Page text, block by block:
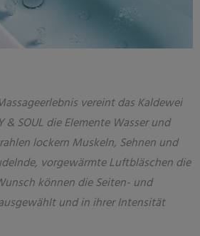
vereint das Kaldewei
& SOUL die Elemente Wasser und
lockern Muskeln, Sehnen und
vorgewärmte Luftbläschen die
können die Seiten- und
und in ihrer Intensität